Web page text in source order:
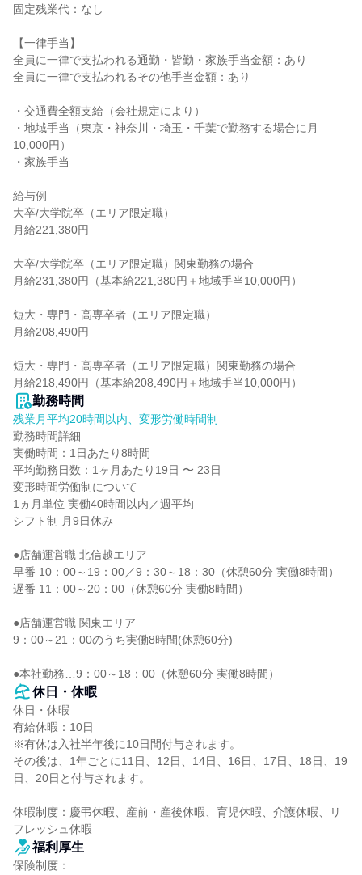
固定残業代：なし
【一律手当】
全員に一律で支払われる通勤・皆勤・家族手当金額：あり
全員に一律で支払われるその他手当金額：あり
・交通費全額支給（会社規定により）
・地域手当（東京・神奈川・埼玉・千葉で勤務する場合に月
10,000円）
・家族手当
給与例
大卒/大学院卒（エリア限定職）
月給221,380円
大卒/大学院卒（エリア限定職）関東勤務の場合
月給231,380円（基本給221,380円＋地域手当10,000円）
短大・専門・高専卒者（エリア限定職）
月給208,490円
短大・専門・高専卒者（エリア限定職）関東勤務の場合
月給218,490円（基本給208,490円＋地域手当10,000円）
勤務時間
残業月平均20時間以内、変形労働時間制
勤務時間詳細
実働時間：1日あたり8時間
平均勤務日数：1ヶ月あたり19日 〜 23日
変形時間労働制について
1ヵ月単位 実働40時間以内／週平均
シフト制 月9日休み
●店舗運営職 北信越エリア
早番 10：00～19：00／9：30～18：30（休憩60分 実働8時間）
遅番 11：00～20：00（休憩60分 実働8時間）
●店舗運営職 関東エリア
9：00～21：00のうち実働8時間(休憩60分)
●本社勤務…9：00～18：00（休憩60分 実働8時間）
休日・休暇
休日・休暇
有給休暇：10日
※有休は入社半年後に10日間付与されます。
その後は、1年ごとに11日、12日、14日、16日、17日、18日、19
日、20日と付与されます。
休暇制度：慶弔休暇、産前・産後休暇、育児休暇、介護休暇、リ
フレッシュ休暇
福利厚生
保険制度：